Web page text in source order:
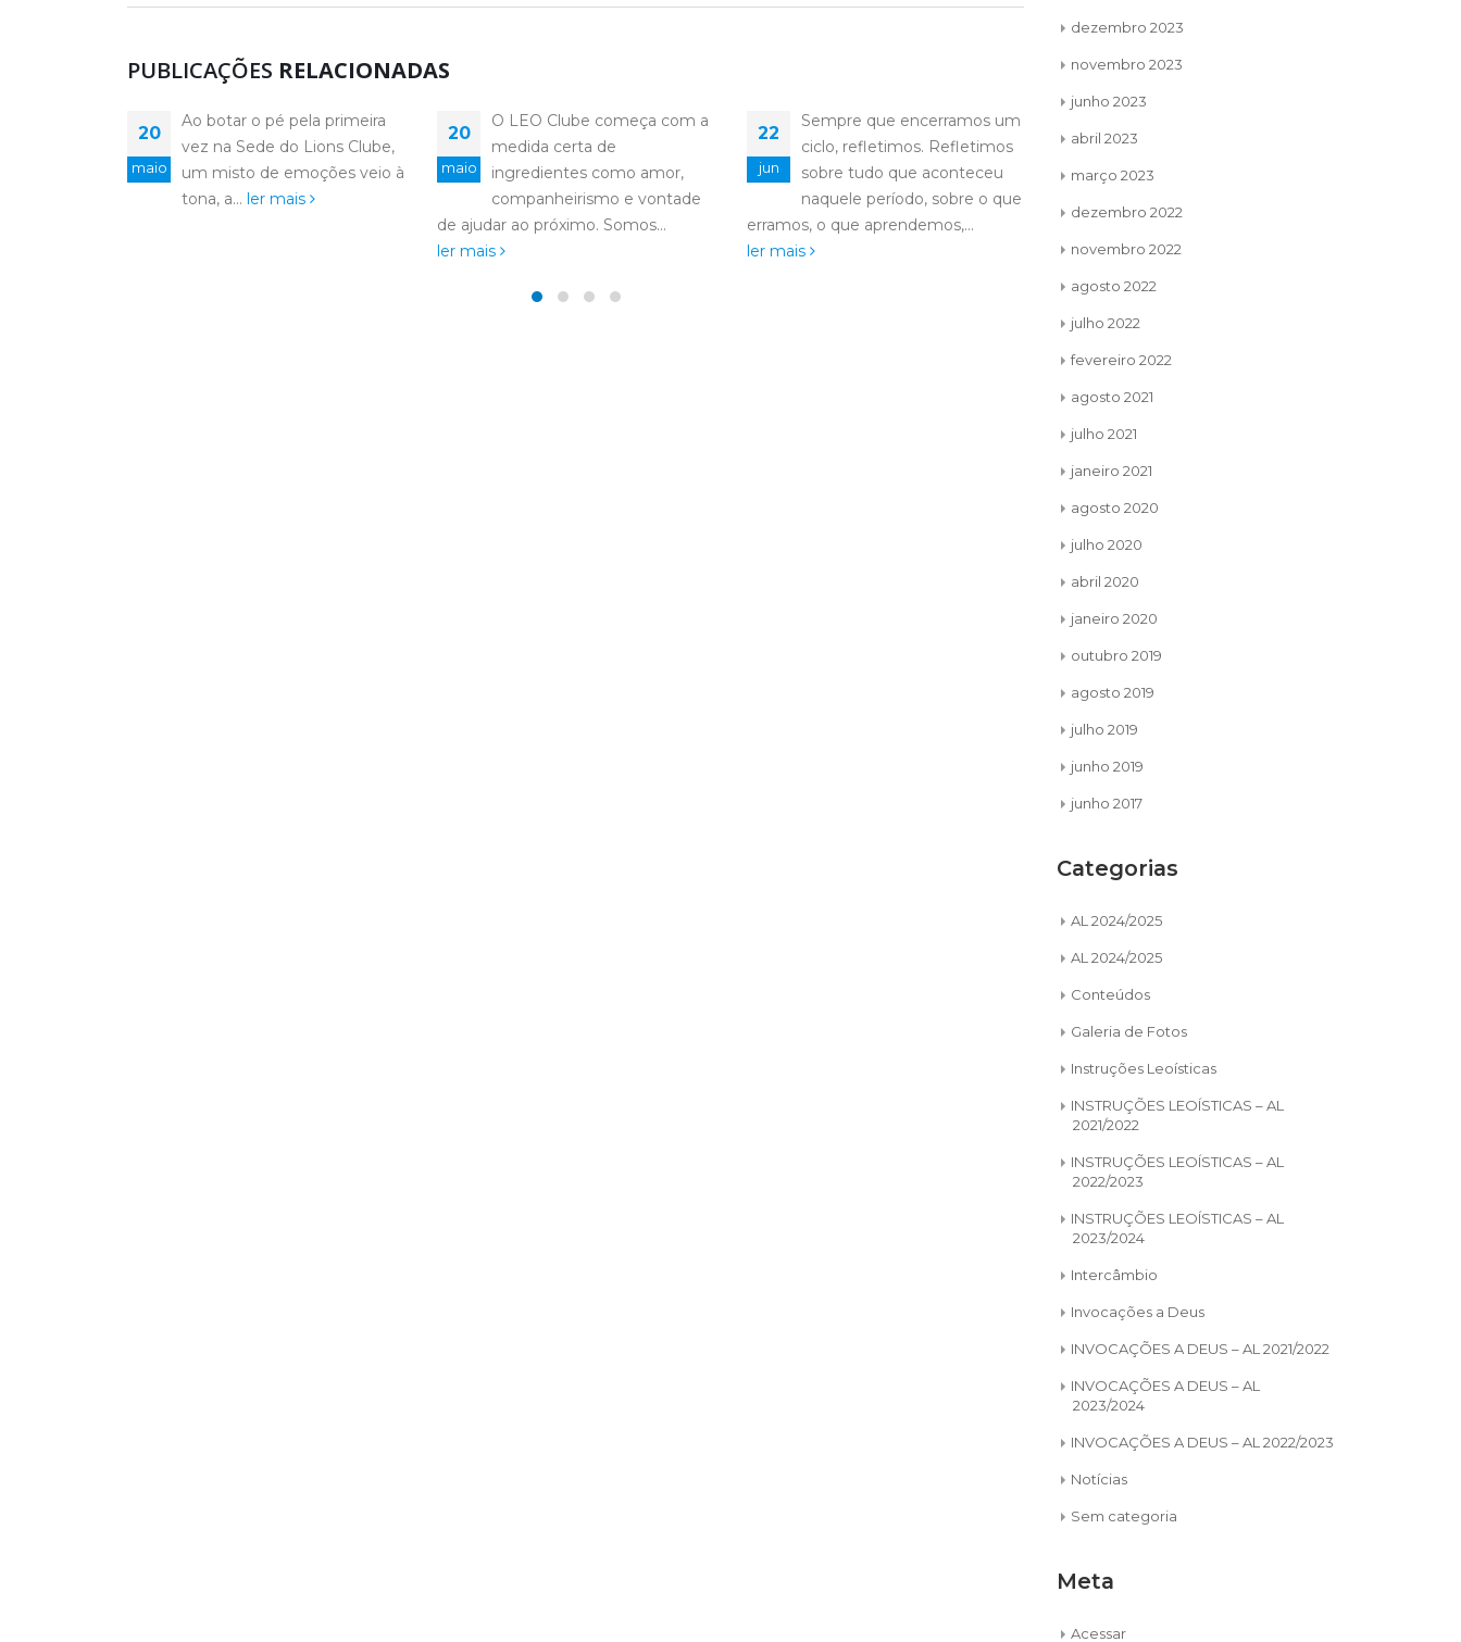
PUBLICAÇÕES RELACIONADAS
20
maio
O LEO Clube começa com a
medida certa de
ingredientes como amor,
companheirismo e vontade
22
jun
Sempre que encerramos um
ciclo, refletimos. Refletimos
sobre tudo que aconteceu
naquele período, sobre o que
erramos, o que aprendemos,...
ler mais
22
jun
Chegando ao fim mais um
AL, olho pra trás com o
coração cheio. Cheio de
lembranças que aquecem,
de risos...ler mais
20
maio
Movimento Leoístico,
prometi para mim mesma
início,...ler mais
dezembro 2023
novembro 2023
junho 2023
abril 2023
março 2023
dezembro 2022
novembro 2022
agosto 2022
julho 2022
fevereiro 2022
agosto 2021
julho 2021
janeiro 2021
agosto 2020
julho 2020
abril 2020
janeiro 2020
outubro 2019
agosto 2019
julho 2019
junho 2019
junho 2017
Categorias
AL 2024/2025
AL 2024/2025
Conteúdos
Galeria de Fotos
Instruções Leoísticas
INSTRUÇÕES LEOÍSTICAS – AL
2021/2022
INSTRUÇÕES LEOÍSTICAS – AL
2022/2023
INSTRUÇÕES LEOÍSTICAS – AL
2023/2024
Intercâmbio
Invocações a Deus
INVOCAÇÕES A DEUS – AL 2021/2022
INVOCAÇÕES A DEUS – AL
2023/2024
INVOCAÇÕES A DEUS – AL 2022/2023
Notícias
Sem categoria
Meta
Acessar